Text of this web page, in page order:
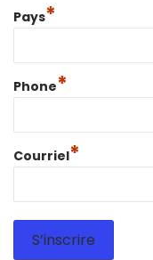
Pays*
Phone*
Courriel*